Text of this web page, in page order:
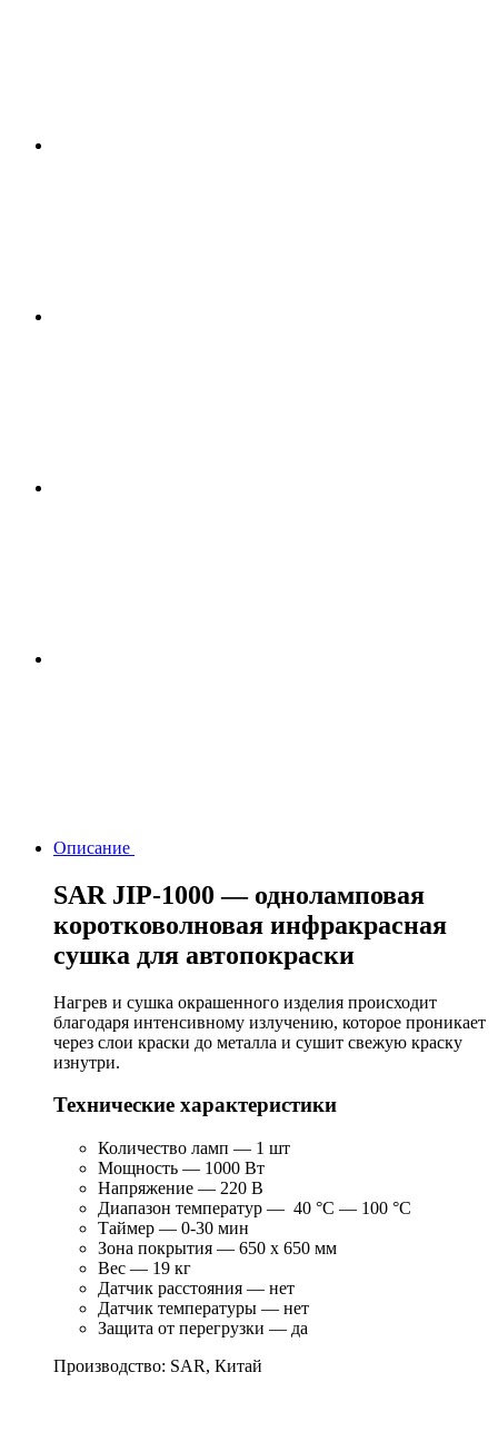
Описание
SAR JIP-1000 — одноламповая
коротковолновая инфракрасная
сушка для автопокраски
Нагрев и сушка окрашенного изделия происходит
благодаря интенсивному излучению, которое проникает
через слои краски до металла и сушит свежую краску
изнутри.
Технические характеристики
Количество ламп — 1 шт
Мощность — 1000 Вт
Напряжение — 220 В
Диапазон температур — 40 °C — 100 °C
Таймер — 0-30 мин
Зона покрытия — 650 х 650 мм
Вес — 19 кг
Датчик расстояния — нет
Датчик температуры — нет
Защита от перегрузки — да
Производство: SAR, Китай